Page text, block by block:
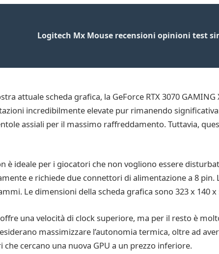
Logitech Mx Mouse recensioni opinioni test
attuale scheda grafica, la GeForce RTX 3070
incredibilmente elevate pur rimanendo
assiali per il massimo raffreddamento. Tuttavia,
è ideale per i giocatori che non vogliono essere
e richiede due connettori di alimentazione a 8 pin.
Le dimensioni della scheda grafica sono 323 x 140
offre una velocità di clock superiore, ma per il resto è
massimizzare l’autonomia termica, oltre ad
cercano una nuova GPU a un prezzo inferiore.